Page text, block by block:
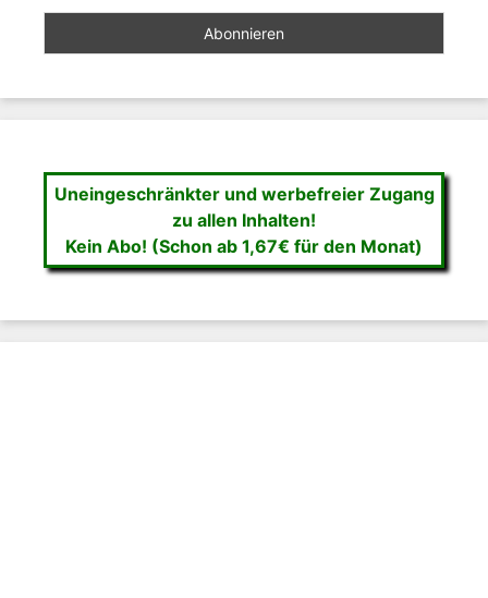
Uneingeschränkter und werbefreier Zugang
zu allen Inhalten!
Kein Abo! (Schon ab 1,67€ für den Monat)